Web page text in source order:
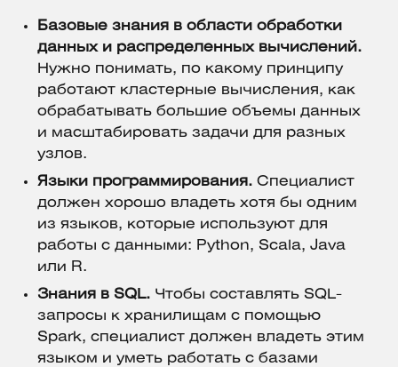
Базовые знания в области обработки
данных и распределенных вычислений.
Нужно понимать, по какому принципу
работают кластерные вычисления, как
обрабатывать большие объемы данных
и масштабировать задачи для разных
узлов.
Языки программирования. Специалист
должен хорошо владеть хотя бы одним
из языков, которые используют для
работы с данными: Python, Scala, Java
или R.
Знания в SQL. Чтобы составлять SQL-
запросы к хранилищам с помощью
Spark, специалист должен владеть этим
языком и уметь работать с базами